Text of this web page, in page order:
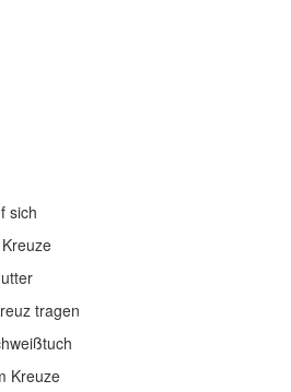
sich
tragen
Kreuze